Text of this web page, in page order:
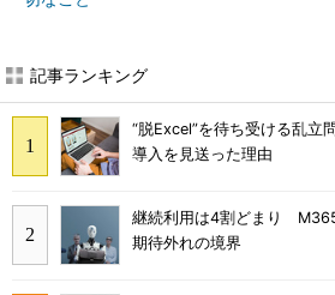
記事ランキング
“脱Excel”を待ち受ける乱
導入を見送った理由
継続利用は4割どまり
期待外れの境界